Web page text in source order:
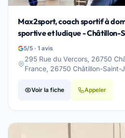
Max2sport, coach sportif à
sportive et ludique - Châtillon-
5/5 · 1 avis
295 Rue du Vercors, 26750
France, 26750 Châtillon-Saint-
Voir la fiche Appeler